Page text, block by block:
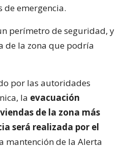
de emergencia.
perímetro de seguridad, y
de la zona que podría
por las autoridades
la evacuación
de la zona más
será realizada por el
mantención de la Alerta